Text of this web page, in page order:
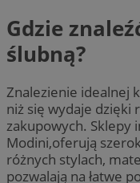
Gdzie
ślubną?
Znalezienie idealnej
niż się wydaje dzięki
zakupowych. Sklepy
Modini,oferują
różnych stylach,
pozwalają na łatwe